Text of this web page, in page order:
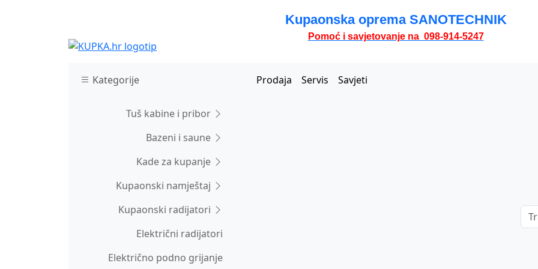
Kupaonska oprema SANOTECHNIK
Pomoć i savjetovanje na 098-914-5247
Kategorije
Tuš kabine i pribor
Bazeni i saune
Kade za kupanje
Kupaonski namještaj
Kupaonski radijatori
Električni radijatori
Električno podno grijanje
Prodaja Servis Savjeti